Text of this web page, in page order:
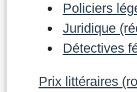
Policiers
Juridique
Détectives
Prix littéraires